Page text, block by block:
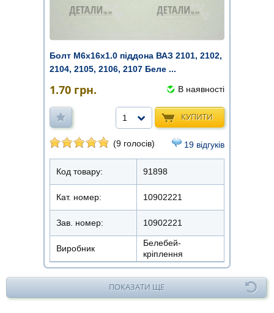
Болт М6х16х1.0 піддона ВАЗ 2101, 2102,
2104, 2105, 2106, 2107 Беле ...
1.70 грн. В наявності
КУПИТИ
1
(9 голосів) 19 відгуків
Код товару: 91898
Кат. номер: 10902221
Зав. номер: 10902221
Виробник
Белебей-
кріплення
ПОКАЗАТИ ЩЕ